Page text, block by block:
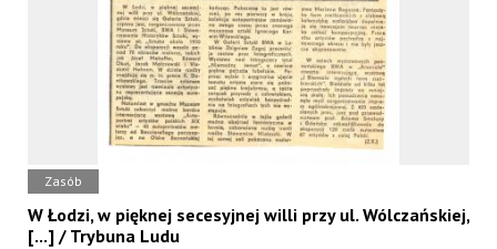
Zasób
W Łodzi, w pięknej secesyjnej willi przy ul. Wólczańskiej,
[...] / Trybuna Ludu